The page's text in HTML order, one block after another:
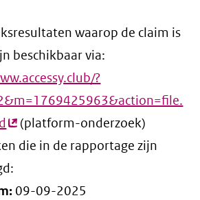
waarop de claim is
beschikbaar via:
?
(externe
link)
(platform-onderzoek)
die in de rapportage zijn
09-09-2025